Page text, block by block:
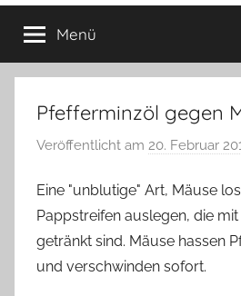
Menü
Pfefferminzöl gegen
Veröffentlicht am 20. Februar
Eine "unblutige" Art, Mäuse
Pappstreifen auslegen, die
getränkt sind. Mäuse hassen
und verschwinden sofort.